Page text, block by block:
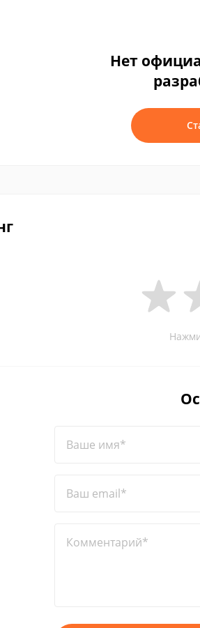
Нет
Ваше имя*
Ваш email*
Комментарий*